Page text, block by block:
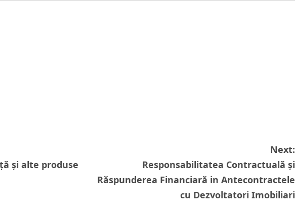
și alte produse
Next:
Responsabilitatea Contractuală și
Răspunderea Financiară in Antecontractele
cu Dezvoltatori Imobiliari